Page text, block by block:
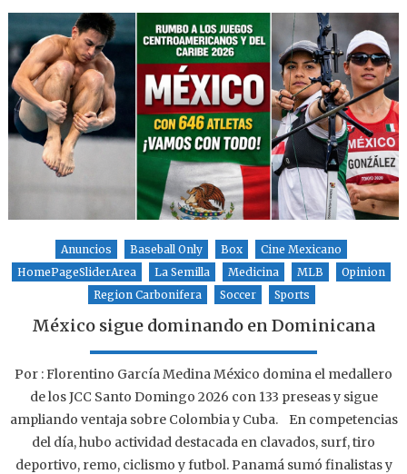
Anuncios Baseball Only Box
Cine Mexicano
HomePageSliderArea
La Semilla Medicina MLB
Opinion
Region Carbonifera
Soccer Sports
México sigue dominando en Dominicana
Por : Florentino García Medina México domina el medallero
de los JCC Santo Domingo 2026 con 133 preseas y sigue
ampliando ventaja sobre Colombia y Cuba. En competencias
del día, hubo actividad destacada en clavados, surf, tiro
deportivo, remo, ciclismo y futbol. Panamá sumó finalistas y